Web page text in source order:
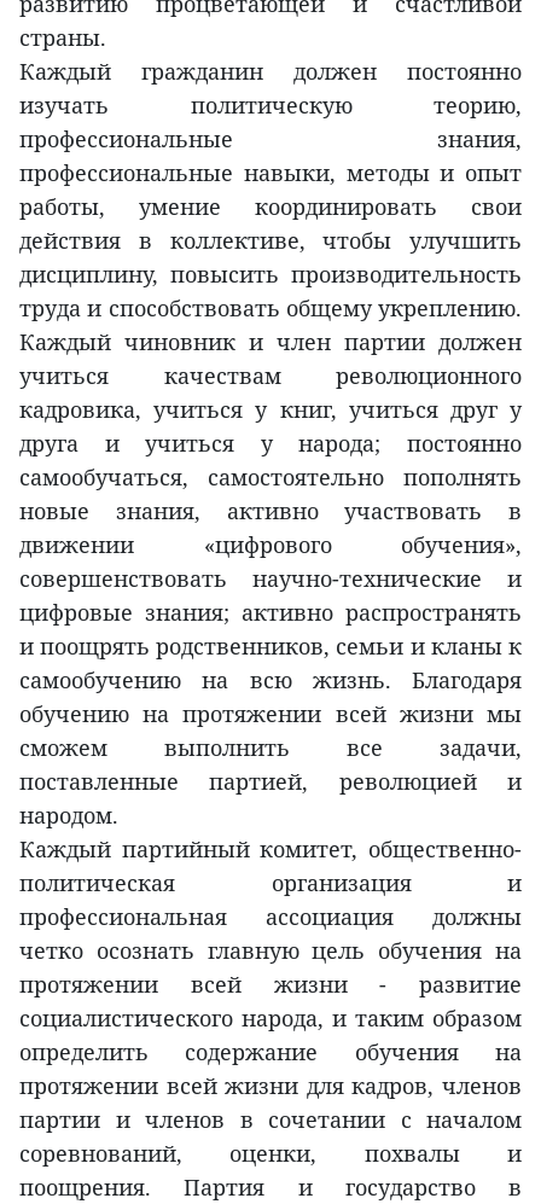
страны.
Каждый гражданин должен постоянно
изучать политическую теорию,
профессиональные знания,
профессиональные навыки, методы и опыт
работы, умение координировать свои
действия в коллективе, чтобы улучшить
дисциплину, повысить производительность
труда и способствовать общему укреплению.
Каждый чиновник и член партии должен
учиться качествам революционного
кадровика, учиться у книг, учиться друг у
друга и учиться у народа; постоянно
самообучаться, самостоятельно пополнять
новые знания, активно участвовать в
движении «цифрового обучения»,
совершенствовать научно-технические и
цифровые знания; активно распространять
и поощрять родственников, семьи и кланы к
самообучению на всю жизнь. Благодаря
обучению на протяжении всей жизни мы
сможем выполнить все задачи,
поставленные партией, революцией и
народом.
Каждый партийный комитет, общественно-
политическая организация и
профессиональная ассоциация должны
четко осознать главную цель обучения на
протяжении всей жизни - развитие
социалистического народа, и таким образом
определить содержание обучения на
протяжении всей жизни для кадров, членов
партии и членов в сочетании с началом
соревнований, оценки, похвалы и
поощрения. Партия и государство в